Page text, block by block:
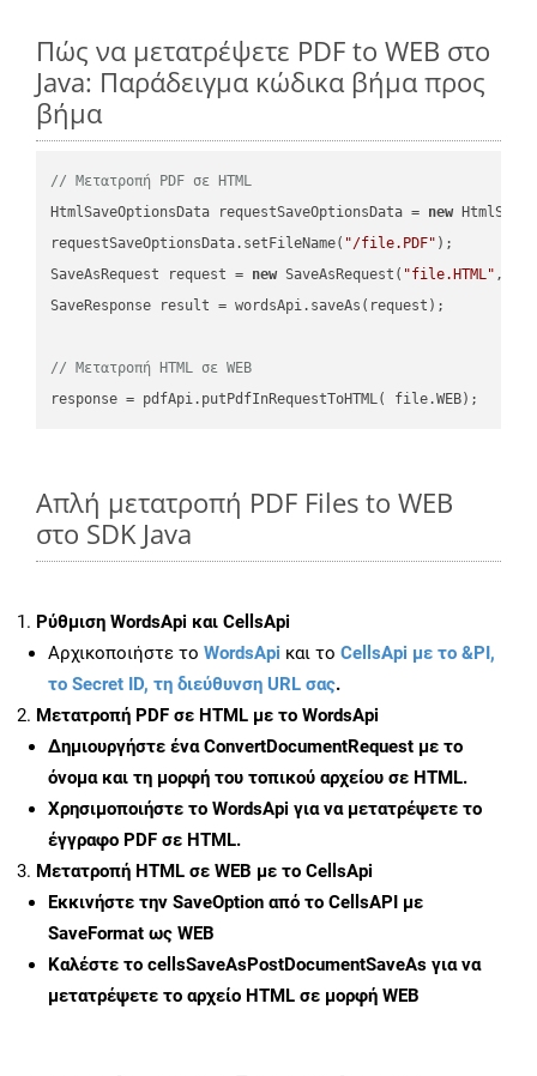
Πώς να μετατρέψετε PDF to WEB στο
Java: Παράδειγμα κώδικα βήμα προς
βήμα
// Μετατροπή PDF σε HTML
HtmlSaveOptionsData requestSaveOptionsData = new
requestSaveOptionsData.setFileName( "/file.PDF" );
SaveAsRequest request = new SaveAsRequest( "file.HTML"
SaveResponse result = wordsApi.saveAs(request);
// Μετατροπή HTML σε WEB
Απλή μετατροπή PDF Files to WEB
στο SDK Java
Ρύθμιση WordsApi και CellsApi
Αρχικοποιήστε το WordsApi και το CellsApi με το &PI,
το Secret ID, τη διεύθυνση URL σας.
Μετατροπή PDF σε HTML με το WordsApi
Δημιουργήστε έναConvertDocumentRequest με το
όνομα και τη μορφή του τοπικού αρχείου σε HTML.
Χρησιμοποιήστε το WordsApi για να μετατρέψετε το
έγγραφο PDF σε HTML.
Μετατροπή HTML σε WEB με το CellsApi
Εκκινήστε την SaveOption από το CellsAPI με
SaveFormat ως WEB
Καλέστε το cellsSaveAsPostDocumentSaveAs για να
μετατρέψετε το αρχείο HTML σε μορφή WEB